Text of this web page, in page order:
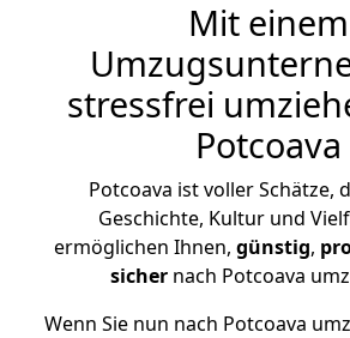
Mit einem
stressfrei
Potcoava
Potcoava ist voller Schätze,
Geschichte, Kultur und
ermöglichen Ihnen, günstig,
sicher nach Potcoava
Wenn Sie nun nach Potcoava